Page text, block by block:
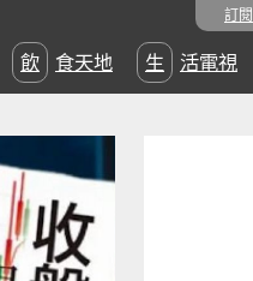
訂閱
飲食天地 生活電視